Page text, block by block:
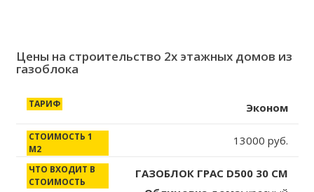
Цены на строительство 2х этажных домов из
газоблока
Тариф
строительства
Эконом
13000 руб.
ГАЗОБЛОК ГРАС D500 30 СМ